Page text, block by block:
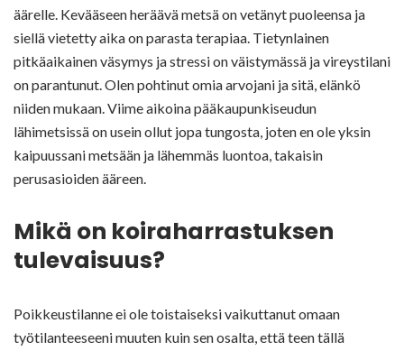
äärelle. Kevääseen heräävä metsä on vetänyt puoleensa ja
siellä vietetty aika on parasta terapiaa. Tietynlainen
pitkäaikainen väsymys ja stressi on väistymässä ja vireystilani
on parantunut. Olen pohtinut omia arvojani ja sitä, elänkö
niiden mukaan. Viime aikoina pääkaupunkiseudun
lähimetsissä on usein ollut jopa tungosta, joten en ole yksin
kaipuussani metsään ja lähemmäs luontoa, takaisin
perusasioiden ääreen.
Mikä on koiraharrastuksen
tulevaisuus?
Poikkeustilanne ei ole toistaiseksi vaikuttanut omaan
työtilanteeseeni muuten kuin sen osalta, että teen tällä